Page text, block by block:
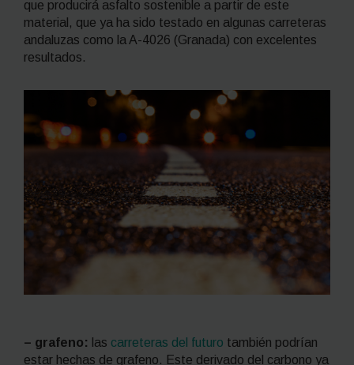
que producirá asfalto sostenible a partir de este
material, que ya ha sido testado en algunas carreteras
andaluzas como la A-4026 (Granada) con excelentes
resultados.
– grafeno: las carreteras del futuro también podrían
estar hechas de grafeno. Este derivado del carbono ya